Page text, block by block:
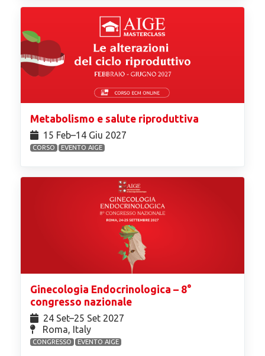
Metabolismo e salute riproduttiva
15 Feb⁠–14 Giu 2027
CORSO EVENTO AIGE
Ginecologia Endocrinologica – 8°
congresso nazionale
24 Set⁠–25 Set 2027
Roma, Italy
CONGRESSO EVENTO AIGE